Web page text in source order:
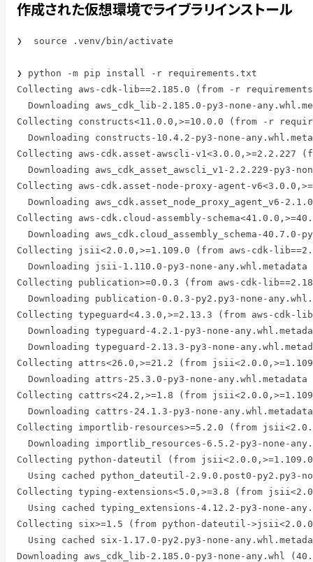
作成された仮想環境でライブラリインストール
❯  source .venv/bin/activate
❯ python -m pip install -r requirements.txt
Collecting aws-cdk-lib==2.185.0 (from -r
Collecting constructs<11.0.0,>=10.0.0 (from -r
Collecting aws-cdk.asset-awscli-
Collecting aws-cdk.asset-node-proxy-agent-
Collecting aws-cdk.cloud-assembly-
Collecting jsii<2.0.0,>=1.109.0 (from aws-cdk-
Collecting publication>=0.0.3 (from aws-cdk-
Collecting typeguard<4.3.0,>=2.13.3 (from aws-
Collecting attrs<26.0,>=21.2 (from
Collecting cattrs<24.2,>=1.8 (from
Collecting importlib-resources>=5.2.0 (from
Collecting python-dateutil (from
Collecting typing-extensions<5.0,>=3.8 (from
Collecting six>=1.5 (from python-dateutil-
Downloading aws_cdk_lib-2.185.0-py3-none-any.whl